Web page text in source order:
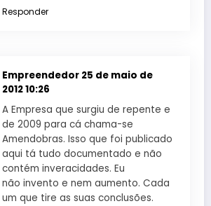
Responder
Empreendedor 25 de maio de
2012 10:26
A Empresa que surgiu de repente e
de 2009 para cá chama-se
Amendobras. Isso que foi publicado
aqui tá tudo documentado e não
contém inveracidades. Eu
não invento e nem aumento. Cada
um que tire as suas conclusões.